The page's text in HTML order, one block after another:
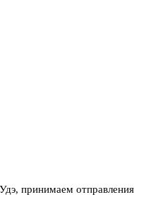
принимаем отправления